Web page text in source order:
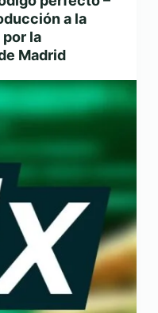
a la
la
Madrid